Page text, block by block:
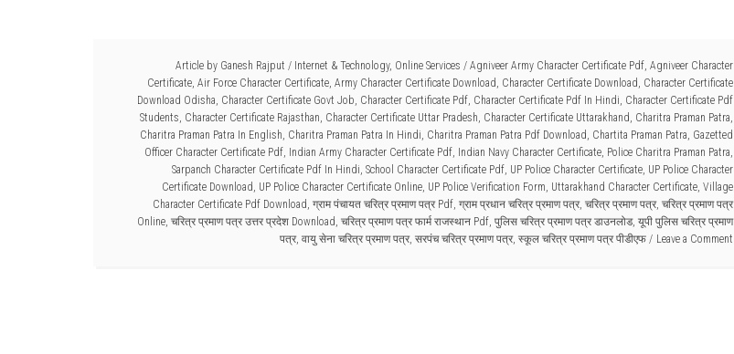
Article by Ganesh Rajput / Internet & Technology, Online Services / Agniveer Army Character Certificate Pdf, Agniveer Character
Certificate, Air Force Character Certificate, Army Character Certificate Download, Character Certificate Download, Character Certificate
Download Odisha, Character Certificate Govt Job, Character Certificate Pdf, Character Certificate Pdf In Hindi, Character Certificate Pdf
Students, Character Certificate Rajasthan, Character Certificate Uttar Pradesh, Character Certificate Uttarakhand, Charitra Praman Patra,
Charitra Praman Patra In English, Charitra Praman Patra In Hindi, Charitra Praman Patra Pdf Download, Chartita Praman Patra, Gazetted
Officer Character Certificate Pdf, Indian Army Character Certificate Pdf, Indian Navy Character Certificate, Police Charitra Praman Patra,
Sarpanch Character Certificate Pdf In Hindi, School Character Certificate Pdf, UP Police Character Certificate, UP Police Character
Certificate Download, UP Police Character Certificate Online, UP Police Verification Form, Uttarakhand Character Certificate, Village
Character Certificate Pdf Download, ग्राम पंचायत चरित्र प्रमाण पत्र Pdf, ग्राम प्रधान चरित्र प्रमाण पत्र, चरित्र प्रमाण पत्र, चरित्र प्रमाण पत्र
Online, चरित्र प्रमाण पत्र उत्तर प्रदेश Download, चरित्र प्रमाण पत्र फार्म राजस्थान Pdf, पुलिस चरित्र प्रमाण पत्र डाउनलोड, यूपी पुलिस चरित्र प्रमाण
पत्र, वायु सेना चरित्र प्रमाण पत्र, सरपंच चरित्र प्रमाण पत्र, स्कूल चरित्र प्रमाण पत्र पीडीएफ Leave a Comment